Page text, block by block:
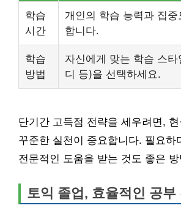
학습
시간
개인의 학습 능력과 집
합니다.
학습
방법
자신에게 맞는 학습 스타
디 등)을 선택하세요.
단기간 고득점 전략을 세우려면,
꾸준한 실천이 중요합니다. 필요하
전문적인 도움을 받는 것도 좋은
토익 졸업, 효율적인 공부